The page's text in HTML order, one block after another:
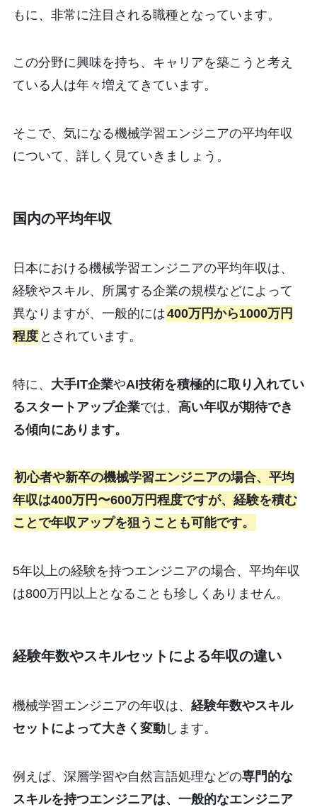
もに、非常に注目される職種となっています。
この分野に興味を持ち、キャリアを築こうと考え
ている人は年々増えてきています。
そこで、気になる機械学習エンジニアの平均年収
について、詳しく見ていきましょう。
国内の平均年収
日本における機械学習エンジニアの平均年収は、
経験やスキル、所属する企業の規模などによって
異なりますが、一般的には400万円から1000万円
程度 とされています。
特に、 大手IT企業やAI技術を積極的に取り入れてい
るスタートアップ企業では、 高い年収が期待でき
る傾向にあります。
初心者や新卒の機械学習エンジニアの場合、平均
年収は400万円〜600万円程度ですが、経験を積む
ことで年収アップを狙うことも可能です。
5年以上の経験を持つエンジニアの場合、平均年収
は800万円以上となることも珍しくありません。
経験年数やスキルセットによる年収の違い
機械学習エンジニアの年収は、 経験年数やスキル
セットによって大きく変動します。
例えば、深層学習や自然言語処理などの専門的な
スキルを持つエンジニアは、一般的なエンジニア